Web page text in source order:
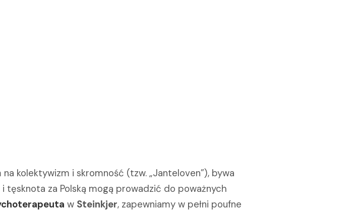
kolektywizm i skromność (tzw. „Janteloven”), bywa
tęsknota za Polską mogą prowadzić do poważnych
w Steinkjer, zapewniamy w pełni poufne